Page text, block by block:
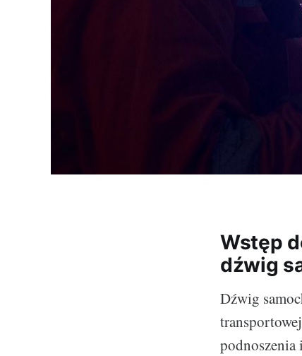
Wstęp
dźwig
Dźwig
podnoszenia